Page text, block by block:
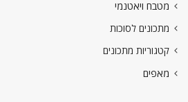
מטבח ויאטנמי
מתכונים לסוכות
קטגוריות מתכונים
מאפים